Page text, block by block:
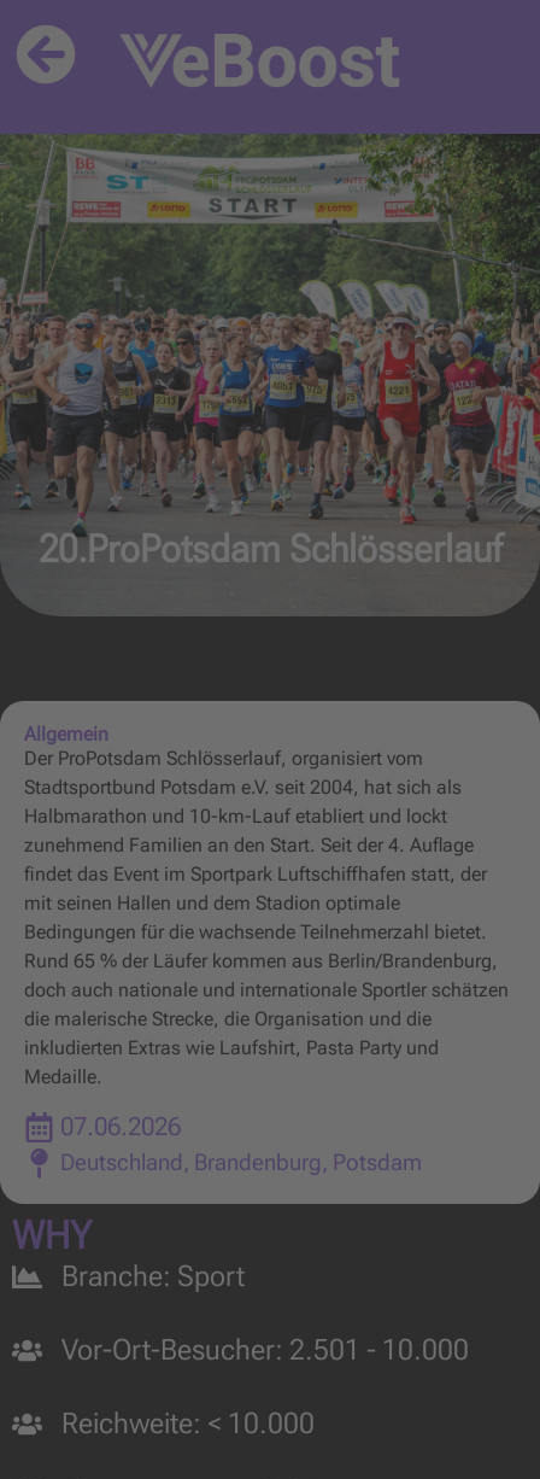
20.ProPotsdam Schlösserlauf
Allgemein
Der ProPotsdam Schlösserlauf, organisiert vom
Stadtsportbund Potsdam e.V. seit 2004, hat sich als
Halbmarathon und 10-km-Lauf etabliert und lockt
zunehmend Familien an den Start. Seit der 4. Auflage
findet das Event im Sportpark Luftschiffhafen statt, der
mit seinen Hallen und dem Stadion optimale
Bedingungen für die wachsende Teilnehmerzahl bietet.
Rund 65 % der Läufer kommen aus Berlin/Brandenburg,
doch auch nationale und internationale Sportler schätzen
die malerische Strecke, die Organisation und die
inkludierten Extras wie Laufshirt, Pasta Party und
Medaille.
07.06.2026
Deutschland, Brandenburg, Potsdam
WHY
Branche: Sport
Vor-Ort-Besucher: 2.501 - 10.000
Reichweite: < 10.000